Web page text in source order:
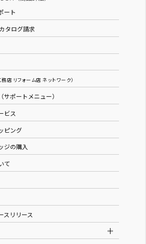
ート
タログ請求
務店 リフォーム店 ネットワーク）
サポートメニュー）
ビス
ピング
ジの購入
て
スリリース